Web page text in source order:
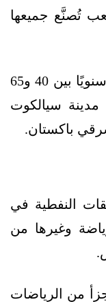
تُصنَّع جميعها
ويتراوح عدد كرات القدم المُنتَجة سنويًا بين 40 و65
في مدينة سيالكوت
باكستان.
النفطية في
وغيرها من
من الرياضات